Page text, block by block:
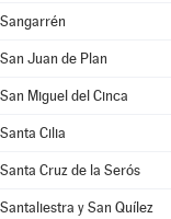
Sangarrén
San Juan de Plan
San Miguel del Cinca
Santa Cilia
Santa Cruz de la Serós
Santaliestra y San Quílez